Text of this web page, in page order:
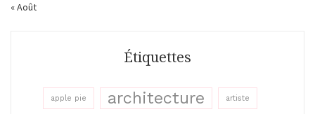
« Août
Étiquettes
apple pie architecture artiste